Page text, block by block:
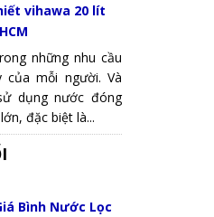
vihawa 20 lít
những nhu cầu
của mỗi người. Và
dụng nước đóng
đặc biệt là...
Bình Nước Lọc